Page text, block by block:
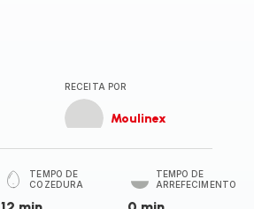
RECEITA POR
Moulinex
TEMPO DE
COZEDURA
TEMPO DE
ARREFECIMENTO